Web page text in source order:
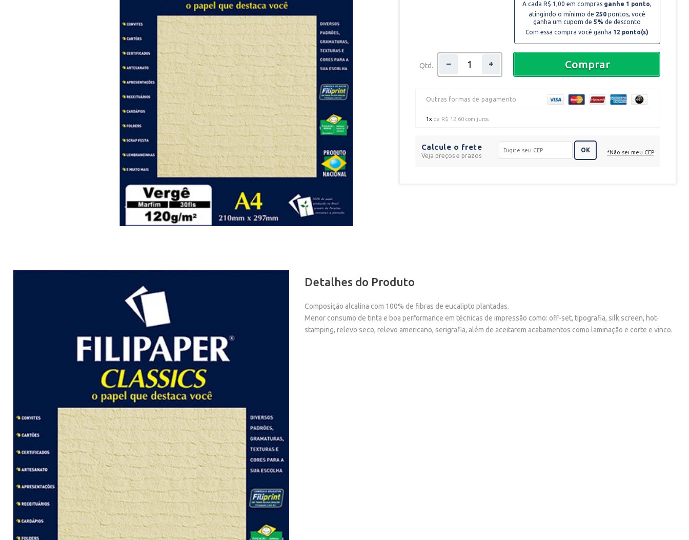
A cada R$ 1,00 em compras ganhe 1 ponto,
atingindo o mínimo de 250 pontos, você
ganha um cupom de5% de desconto
Com essa compra você ganha 12 ponto(s)
Qtd. Comprar
Outras formas de pagamento
1x de R$ 12,60com juros
Calcule o frete
Veja preços e prazos
OK *Não sei meu CEP
Detalhes do Produto
Composição alcalina com 100% de fibras de eucalipto plantadas.
Menor consumo de tinta e boa performance em técnicas de impressão como: off-set, tipografia, silk screen, hot-
stamping, relevo seco, relevo americano, serigrafia, além de aceitarem acabamentos como laminação e corte e vinco.